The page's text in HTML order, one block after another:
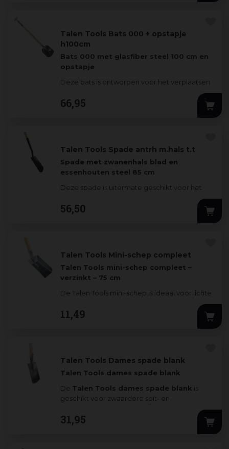
Talen Tools Bats 000 + opstapje
h100cm
Bats 000 met glasfiber steel 100 cm en
opstapje
Deze bats is ontworpen voor het verplaatsen
van zware grondsoorten. Het blad heeft een
maat 000
66,95
Talen Tools Spade antrh m.hals t.t
Spade met zwanenhals blad en
essenhouten steel 85 cm
Deze spade is uitermate geschikt voor het
zwanenha
56,50
Talen Tools Mini-schep compleet
Talen Tools mini-schep compleet –
verzinkt – 75 cm
De Talen Tools mini-schep is ideaal voor lichte
tuinwerkzaamheden, zoals het verwijderen
van
...
11,49
Talen Tools Dames spade blank
Talen Tools dames spade blank
De Talen Tools dames spade blank is
geschikt voor zwaardere spit- en
31,95